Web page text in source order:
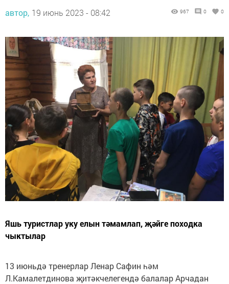
автор, 19 июнь 2023 - 08:42 967 0 0
Яшь туристлар уку елын тәмамлап, җәйге походка
чыктылар
13 июньдә тренерлар Ленар Сафин һәм
Л.Камалетдинова җитәкчелегендә балалар Арчадан